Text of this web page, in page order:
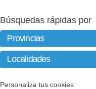
Búsquedas rápidas por
Personaliza tus cookies